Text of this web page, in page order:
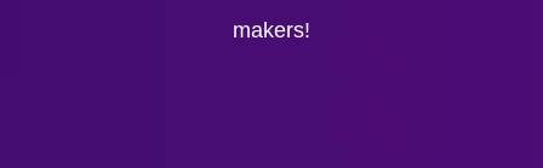
makers!